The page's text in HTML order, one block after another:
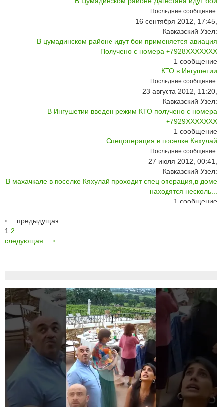
Последнее сообщение:
16 сентября 2012, 17:45,
Кавказский Узел:
В цумадинском районе идут бои применяется авиация
Получено с номера +7928ХХХХХХХ
1 сообщение
КТО в Ингушетии
Последнее сообщение:
23 августа 2012, 11:20,
Кавказский Узел:
В Ингушетии введен режим КТО получено с номера
+7929ХХХХХХХ
1 сообщение
Спецоперация в поселке Кяхулай
Последнее сообщение:
27 июля 2012, 00:41,
Кавказский Узел:
В махачкале в поселке Кяхулай проходит спец операция,в доме
находятся несколь...
1 сообщение
⟵ предыдущая
1 2
следующая ⟶